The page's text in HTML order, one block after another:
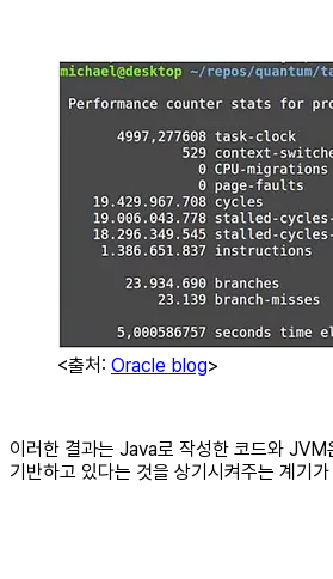
<출처: Oracle blog>
이러한 결과는 Java로 작성한 코드와 JVM
기반하고 있다는 것을 상기시켜주는 계기